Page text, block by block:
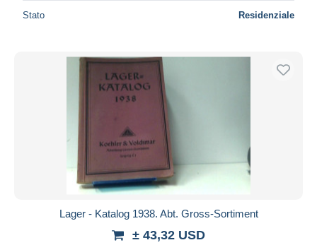
Stato Residenziale
Lager - Katalog 1938. Abt. Gross-Sortiment
± 43,32 USD